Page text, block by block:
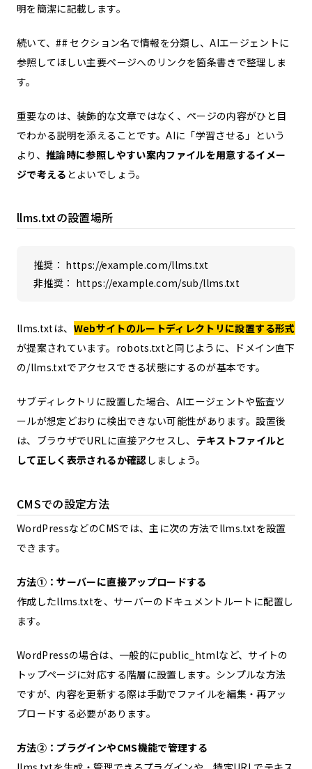
明を簡潔に記載します。
続いて、## セクション名で情報を分類し、AIエージェントに
参照してほしい主要ページへのリンクを箇条書きで整理しま
す。
重要なのは、装飾的な文章ではなく、ページの内容がひと目
でわかる説明を添えることです。AIに「学習させる」という
より、推論時に参照しやすい案内ファイルを用意するイメー
ジで考える とよいでしょう。
llms.txtの設置場所
推奨： https://example.com/llms.txt
非推奨： https://example.com/sub/llms.txt
llms.txtは、 Webサイトのルートディレクトリに設置する形式
が提案されています。robots.txtと同じように、ドメイン直下
の/llms.txtでアクセスできる状態にするのが基本です。
サブディレクトリに設置した場合、AIエージェントや監査ツ
ールが想定どおりに検出できない可能性があります。設置後
は、ブラウザでURLに直接アクセスし、 テキストファイルと
して正しく表示されるか確認 しましょう。
CMSでの設定方法
WordPressなどのCMSでは、主に次の方法でllms.txtを設置
できます。
方法①：サーバーに直接アップロードする
作成したllms.txtを、サーバーのドキュメントルートに配置し
ます。
WordPressの場合は、一般的にpublic_htmlなど、サイトの
トップページに対応する階層に設置します。シンプルな方法
ですが、内容を更新する際は手動でファイルを編集・再アッ
プロードする必要があります。
方法②：プラグインやCMS機能で管理する